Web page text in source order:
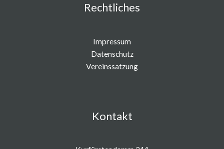
Rechtliches
Impressum
Datenschutz
Vereinssatzung
Kontakt